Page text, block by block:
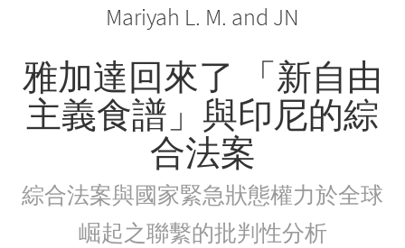
bookbuilderbookbuilder
Mariyah L. M. and JN
雅加達回來了 「新自由
主義食譜」與印尼的綜
合法案
綜合法案與國家緊急狀態權力於全球
崛起之聯繫的批判性分析